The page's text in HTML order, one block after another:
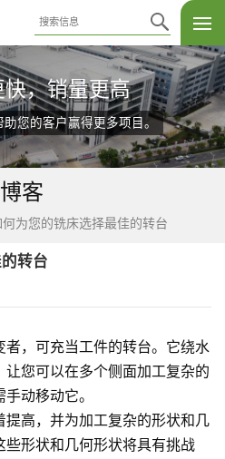
，销量更高
您的客户赢得更多项目。
博客
何为您的铣床选择最佳的转台
转台
，可充当工件的转台。它绕水
您可以在多个侧面加工复杂的
动移动它。
高，并为加工复杂的形状和几
形状和几何形状将具有挑战